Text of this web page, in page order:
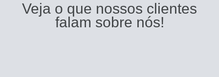
Veja o que nossos clientes
falam sobre nós!